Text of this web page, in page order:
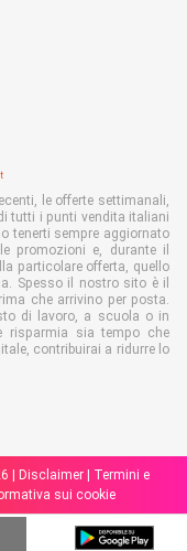
le offerte settimanali,
tutti i punti vendita italiani
tenerti sempre aggiornato
promozioni e, durante il
particolare offerta, quello
Spesso il nostro sito è il
che arrivino per posta.
di lavoro, a scuola o in
risparmia sia tempo che
contribuirai a ridurre lo
| Disclaimer| Termini e
sui cookie